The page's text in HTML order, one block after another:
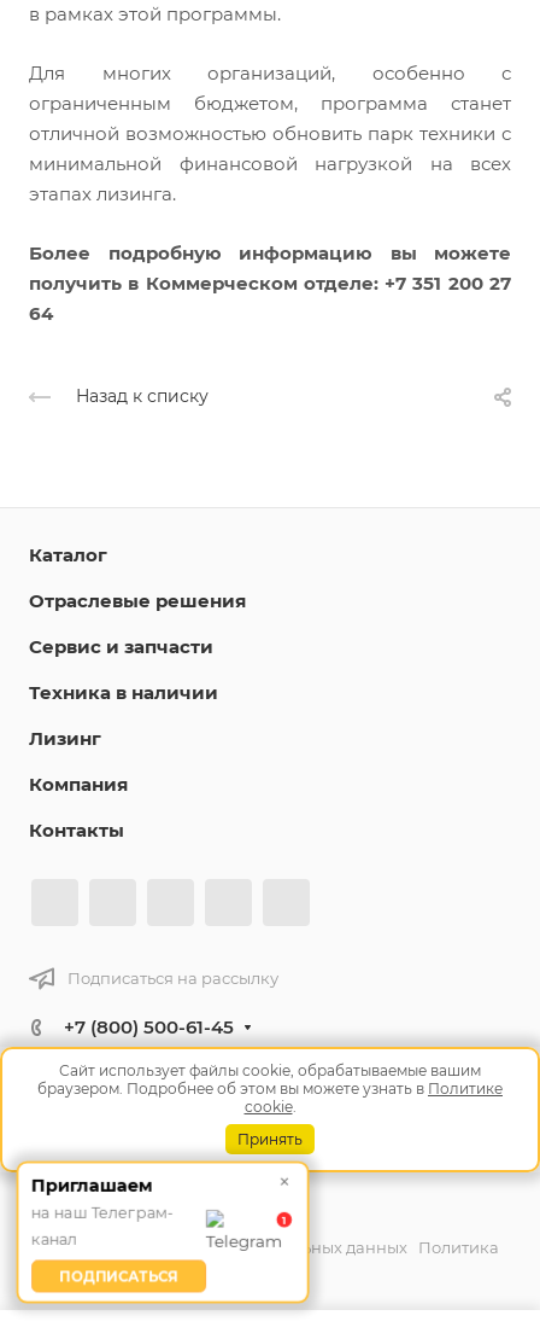
в рамках этой программы.
Для многих организаций, особенно с
ограниченным бюджетом, программа станет
отличной возможностью обновить парк техники с
минимальной финансовой нагрузкой на всех
этапах лизинга.
Более подробную информацию вы можете
получить в Коммерческом отделе: +7 351 200 27
64
Назад к списку
Каталог
Отраслевые решения
Сервис и запчасти
Техника в наличии
Лизинг
Компания
Контакты
Подписаться на рассылку
+7 (800) 500-61-45
Заказать звонок
info@tm10.ru
Челябинск, ул. Героев Танкограда, 28П
© 2026 ДСТ УРАЛ
Согласие на обработку персональных данных
Политика
обработки персональных данных
×
Приглашаем
на наш Телеграм-
канал
ПОДПИСАТЬСЯ
1
Сайт использует файлы cookie, обрабатываемые вашим
браузером. Подробнее об этом вы можете узнать в Политике
cookie.
Принять